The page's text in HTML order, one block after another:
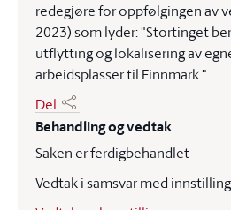
redegjøre for oppfølgingen av
2023) som lyder: "Stortinget
utflytting og lokalisering av
arbeidsplasser til Finnmark."
Del
Behandling og vedtak
Saken er ferdigbehandlet
Vedtak i samsvar med